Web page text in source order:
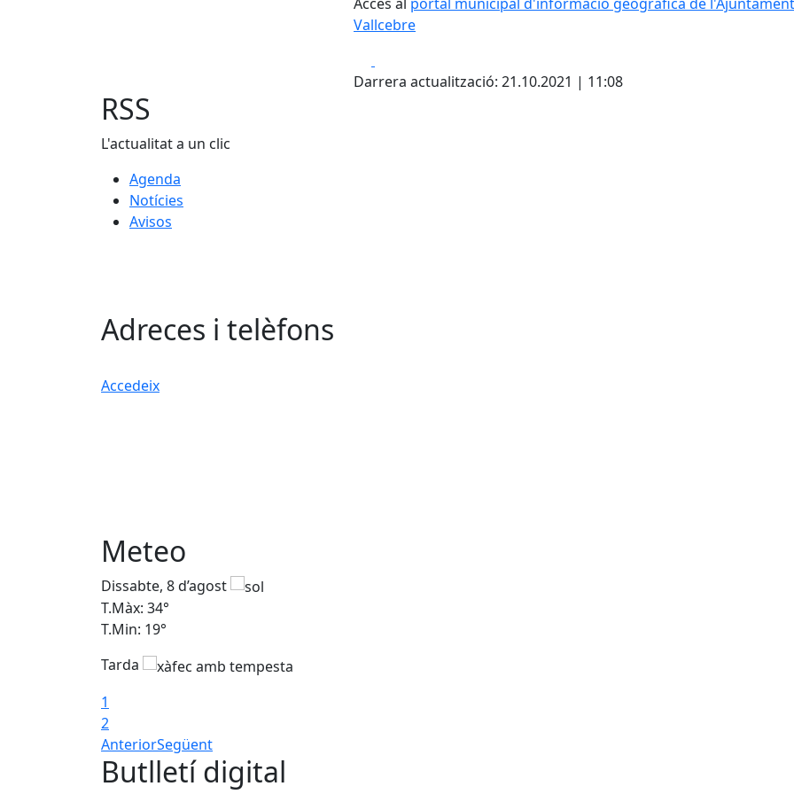
Vallcebre
Darrera actualització: 21.10.2021 | 11:08
RSS
L'actualitat a un clic
Agenda
Notícies
Avisos
Adreces i telèfons
Accedeix
Meteo
Dissabte, 8 d’agost
T.Màx: 34°
T.Min: 19°
Tarda
1
2
AnteriorSegüent
Butlletí digital